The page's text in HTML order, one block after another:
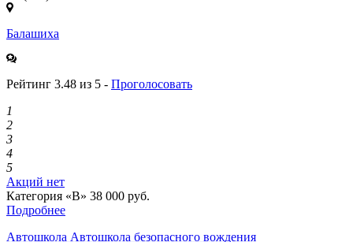
Балашиха
Рейтинг 3.48 из 5 - Проголосовать
1
2
3
4
5
Акций нет
Категория «B» 38 000 руб.
Подробнее
Автошкола Автошкола безопасного вождения